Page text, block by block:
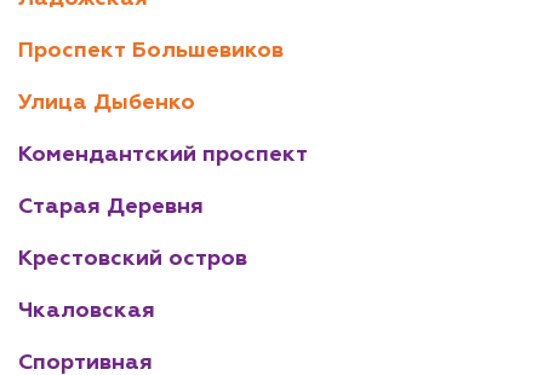
Проспект Большевиков
Улица Дыбенко
Комендантский проспект
Старая Деревня
Крестовский остров
Чкаловская
Спортивная